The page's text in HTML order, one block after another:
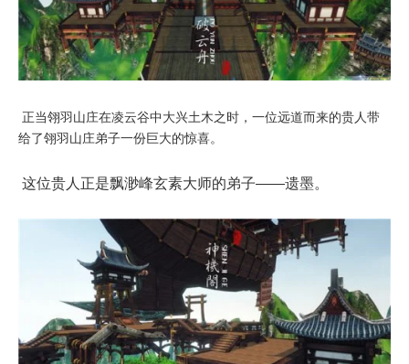
正当翎羽山庄在凌云谷中大兴土木之时，一位远道而来的贵人带
给了翎羽山庄弟子一份巨大的惊喜。
这位贵人正是飘渺峰玄素大师的弟子——遗墨。